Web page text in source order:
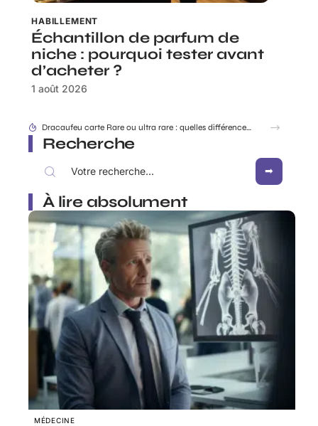
HABILLEMENT
Échantillon de parfum de
niche : pourquoi tester avant
d’acheter ?
1 août 2026
Rabbit Finder : découvrir l’appli pour ne plus égarer ses affaires
Recherche
À lire absolument
MÉDECINE